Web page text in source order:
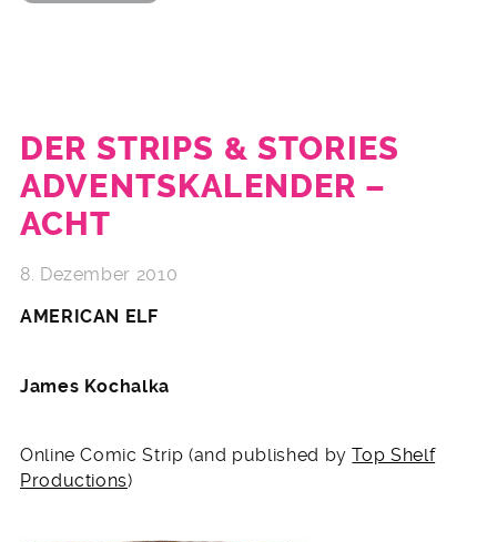
DER STRIPS & STORIES
ADVENTSKALENDER –
ACHT
8. Dezember 2010
AMERICAN ELF
James Kochalka
Online Comic Strip (and published byTop Shelf
Productions)